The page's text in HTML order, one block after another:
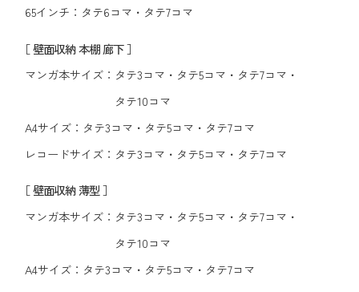
65インチ： タテ6コマ ・ タテ7コマ
［ 壁面収納 本棚 廊下 ］
マンガ本サイズ： タテ3コマ ・ タテ5コマ ・ タテ7コマ ・
タテ10コマ
A4サイズ： タテ3コマ ・ タテ5コマ ・ タテ7コマ
レコードサイズ： タテ3コマ ・ タテ5コマ ・ タテ7コマ
［ 壁面収納 薄型 ］
マンガ本サイズ： タテ3コマ ・ タテ5コマ ・ タテ7コマ ・
タテ10コマ
A4サイズ： タテ3コマ ・ タテ5コマ ・ タテ7コマ